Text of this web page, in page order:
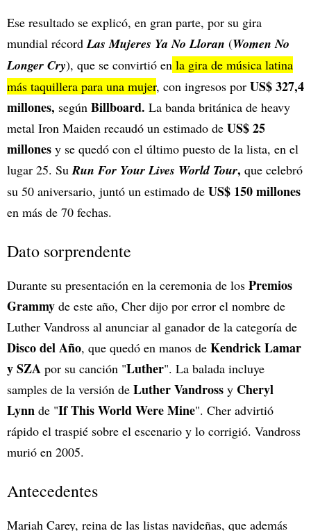
Ese resultado se explicó, en gran parte, por su gira
mundial récordLas Mujeres Ya No Lloran (Women No
Longer Cry), que se convirtió en la gira de música latina
más taquillera para una mujer, con ingresos por US$327,4
millones, según Billboard. La banda británica de heavy
metal Iron Maiden recaudó un estimado de US$25
millones y se quedó con el último puesto de la lista, en el
lugar 25. SuRun For Your Lives World Tour, que celebró
su 50 aniversario, juntó un estimado de US$ 150 millones
en más de 70 fechas.
Dato sorprendente
Durante su presentación en la ceremonia de los Premios
Grammy de este año, Cher dijo por error el nombre de
Luther Vandross al anunciar al ganador de la categoría de
Disco del Año, que quedó en manos de Kendrick Lamar
y SZA por su canción "Luther". La balada incluye
samples de la versión de Luther Vandross y Cheryl
Lynn de "If This World Were Mine". Cher advirtió
rápido el traspié sobre el escenario y lo corrigió. Vandross
murió en 2005.
Antecedentes
Mariah Carey, reina de las listas navideñas, que además